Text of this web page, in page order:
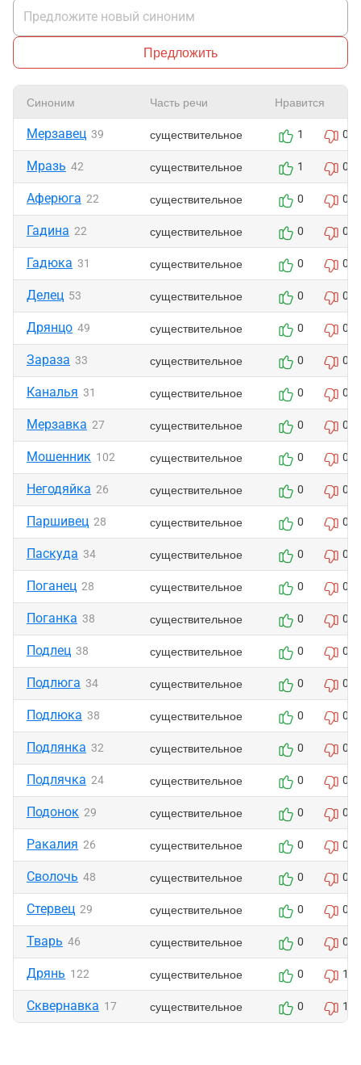
Предложить
Синоним Часть речи Нравится
Мерзавец 39 существительное 1 0
Мразь 42 существительное 1 0
Аферюга 22 существительное 0 0
Гадина 22 существительное 0 0
Гадюка 31 существительное 0 0
Делец 53 существительное 0 0
Дрянцо 49 существительное 0 0
Зараза 33 существительное 0 0
Каналья 31 существительное 0 0
Мерзавка 27 существительное 0 0
Мошенник 102 существительное 0 0
Негодяйка 26 существительное 0 0
Паршивец 28 существительное 0 0
Паскуда 34 существительное 0 0
Поганец 28 существительное 0 0
Поганка 38 существительное 0 0
Подлец 38 существительное 0 0
Подлюга 34 существительное 0 0
Подлюка 38 существительное 0 0
Подлянка 32 существительное 0 0
Подлячка 24 существительное 0 0
Подонок 29 существительное 0 0
Ракалия 26 существительное 0 0
Сволочь 48 существительное 0 0
Стервец 29 существительное 0 0
Тварь 46 существительное 0 0
Дрянь 122 существительное 0 1
Сквернавка 17 существительное 0 1